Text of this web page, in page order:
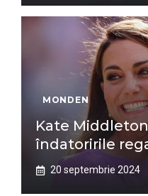
MONDEN
Kate
îndatoririle
20 septembrie 2024